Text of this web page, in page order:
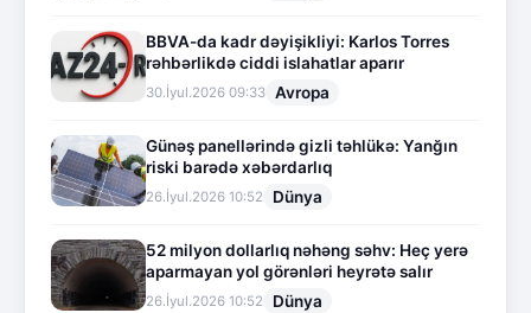
BBVA-da kadr dəyişikliyi: Karlos Torres
rəhbərlikdə ciddi islahatlar aparır
30.İyul.2026 09:33 Avropa
Günəş panellərində gizli təhlükə: Yanğın
riski barədə xəbərdarlıq
26.İyul.2026 10:52 Dünya
52 milyon dollarlıq nəhəng səhv: Heç yerə
aparmayan yol görənləri heyrətə salır
26.İyul.2026 10:52 Dünya